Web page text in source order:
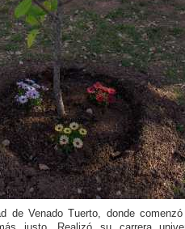
de Venado Tuerto, donde